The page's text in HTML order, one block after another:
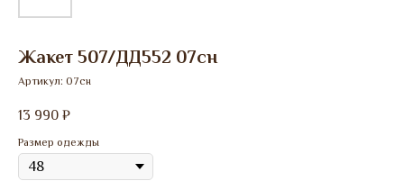
Жакет 507/ДД552 07сн
Артикул: 07сн
13 990 ₽
Размер одежды